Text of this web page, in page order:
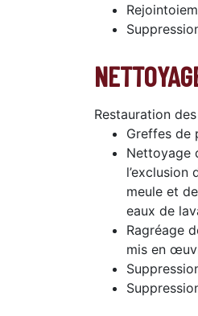
Restauration
Greffes de
Nettoyage
l’exclusion
meule et
eaux de
Ragréage
mis en